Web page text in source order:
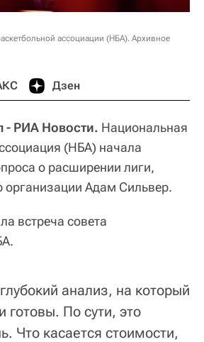
ассоциации (НБА). Архивное
Дзен
РИА Новости. Национальная
(НБА) начала
о расширении лиги,
организации Адам Сильвер.
встреча совета
анализ, на который
готовы. По сути, это
Что касается стоимости,